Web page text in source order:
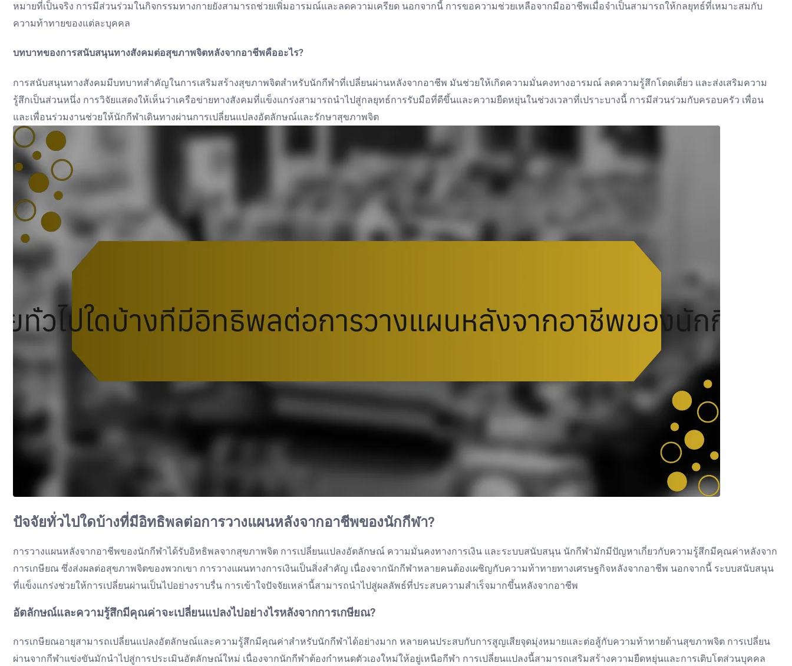
หมายที่เป็นจริง การมีส่วนร่วมในกิจกรรมทางกายยังสามารถช่วยเพิ่มอารมณ์และลดความเครียด นอกจากนี้ การขอความช่วยเหลือจากมืออาชีพเมื่อจำเป็นสามารถให้กลยุทธ์ที่เหมาะสมกับ
ความท้าทายของแต่ละบุคคล
บทบาทของการสนับสนุนทางสังคมต่อสุขภาพจิตหลังจากอาชีพคืออะไร?
การสนับสนุนทางสังคมมีบทบาทสำคัญในการเสริมสร้างสุขภาพจิตสำหรับนักกีฬาที่เปลี่ยนผ่านหลังจากอาชีพ มันช่วยให้เกิดความมั่นคงทางอารมณ์ ลดความรู้สึกโดดเดี่ยว และส่งเสริมความ
รู้สึกเป็นส่วนหนึ่ง การวิจัยแสดงให้เห็นว่าเครือข่ายทางสังคมที่แข็งแกร่งสามารถนำไปสู่กลยุทธ์การรับมือที่ดีขึ้นและความยืดหยุ่นในช่วงเวลาที่เปราะบางนี้ การมีส่วนร่วมกับครอบครัว เพื่อน
และเพื่อนร่วมงานช่วยให้นักกีฬาเดินทางผ่านการเปลี่ยนแปลงอัตลักษณ์และรักษาสุขภาพจิต
ปัจจัยทั่วไปใดบ้างที่มีอิทธิพลต่อการวางแผนหลังจากอาชีพของนักกีฬา?
การวางแผนหลังจากอาชีพของนักกีฬาได้รับอิทธิพลจากสุขภาพจิต การเปลี่ยนแปลงอัตลักษณ์ ความมั่นคงทางการเงิน และระบบสนับสนุน นักกีฬามักมีปัญหาเกี่ยวกับความรู้สึกมีคุณค่าหลังจาก
การเกษียณ ซึ่งส่งผลต่อสุขภาพจิตของพวกเขา การวางแผนทางการเงินเป็นสิ่งสำคัญ เนื่องจากนักกีฬาหลายคนต้องเผชิญกับความท้าทายทางเศรษฐกิจหลังจากอาชีพ นอกจากนี้ ระบบสนับสนุน
ที่แข็งแกร่งช่วยให้การเปลี่ยนผ่านเป็นไปอย่างราบรื่น การเข้าใจปัจจัยเหล่านี้สามารถนำไปสู่ผลลัพธ์ที่ประสบความสำเร็จมากขึ้นหลังจากอาชีพ
อัตลักษณ์และความรู้สึกมีคุณค่าจะเปลี่ยนแปลงไปอย่างไรหลังจากการเกษียณ?
การเกษียณอายุสามารถเปลี่ยนแปลงอัตลักษณ์และความรู้สึกมีคุณค่าสำหรับนักกีฬาได้อย่างมาก หลายคนประสบกับการสูญเสียจุดมุ่งหมายและต่อสู้กับความท้าทายด้านสุขภาพจิต การเปลี่ยน
ผ่านจากกีฬาแข่งขันมักนำไปสู่การประเมินอัตลักษณ์ใหม่ เนื่องจากนักกีฬาต้องกำหนดตัวเองใหม่ให้อยู่เหนือกีฬา การเปลี่ยนแปลงนี้สามารถเสริมสร้างความยืดหยุ่นและการเติบโตส่วนบุคคล